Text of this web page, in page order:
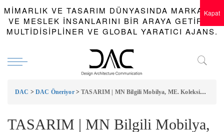
MIMARLIK VE TASARIM DÜNYASINDA MARKALAR
VE MESLEK INSANLARINI BIR ARAYA GETIREN
MULTIDISIPLINER VE GLOBAL YARATICI AJANS.
DAC > DAC Öneriyor>TASARIM | MN Bilgili Mobilya, ME. Koleksiyonu ile Detaylarda Şekillenen Zamansız Estetik
TASARIM | MN Bilgili Mobilya,
Kapat